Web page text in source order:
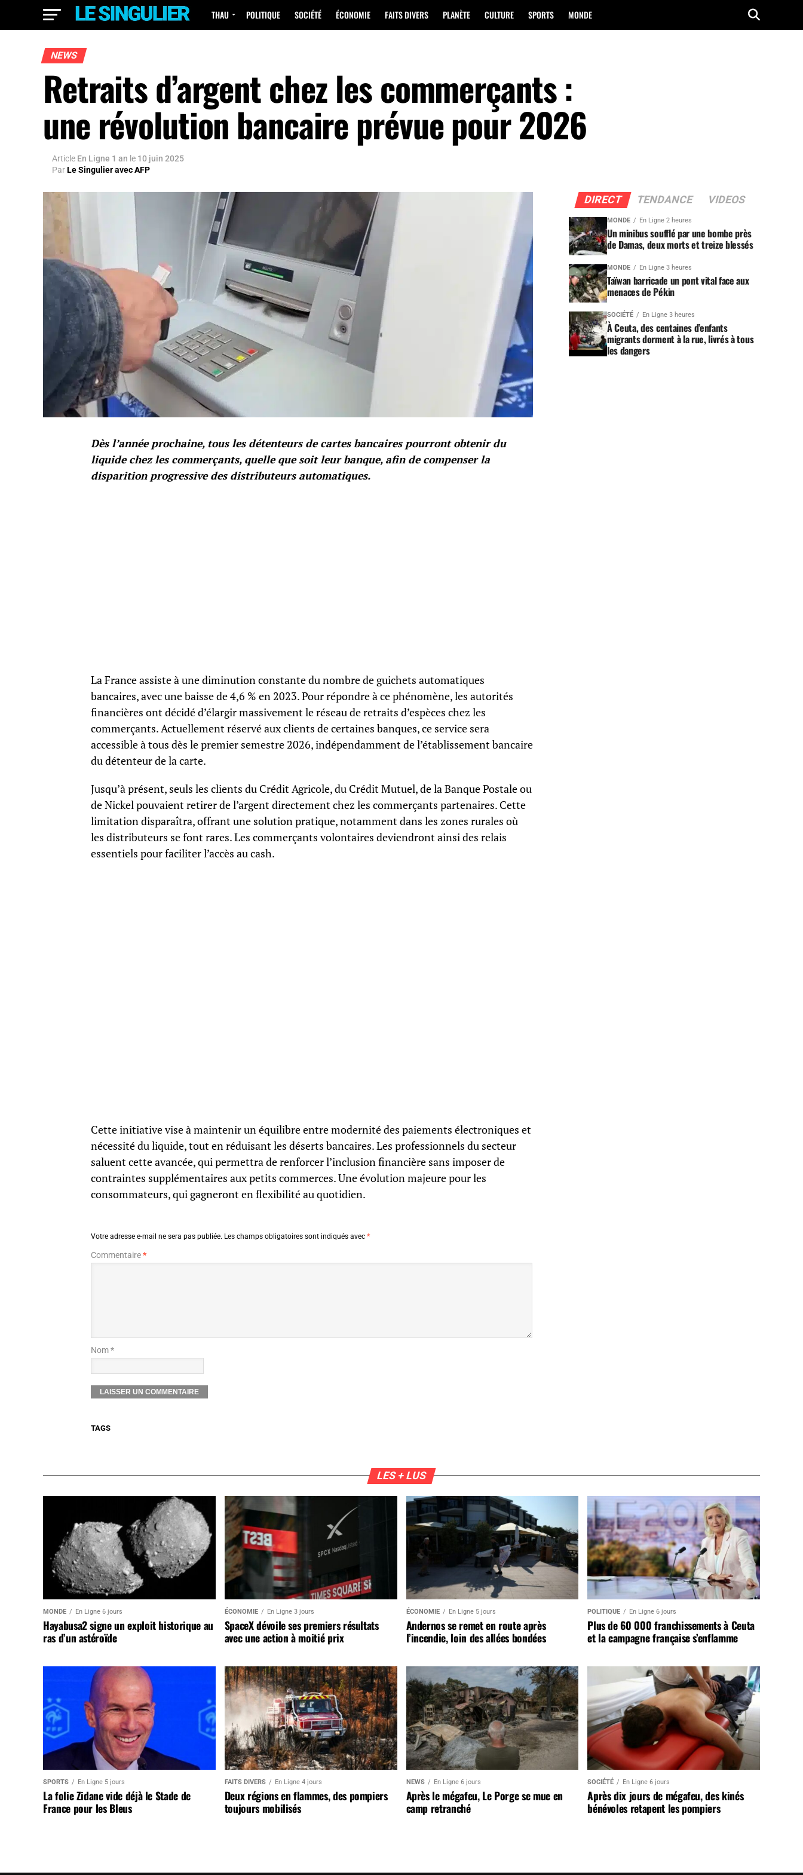
THAU POLITIQUE SOCIÉTÉ ÉCONOMIE FAITS DIVERS PLANÈTE CULTURE SPORTS MONDE
NEWS
Retraits d’argent chez les commerçants :
une révolution bancaire prévue pour 2026
Article En Ligne 1 an le 10 juin 2025
ParLe Singulier avec AFP
Dès l’année prochaine, tous les détenteurs de cartes bancaires pourront obtenir du
liquide chez les commerçants, quelle que soit leur banque, afin de compenser la
disparition progressive des distributeurs automatiques.
La France assiste à une diminution constante du nombre de guichets automatiques
bancaires, avec une baisse de 4,6 % en 2023. Pour répondre à ce phénomène, les autorités
financières ont décidé d’élargir massivement le réseau de retraits d’espèces chez les
commerçants. Actuellement réservé aux clients de certaines banques, ce service sera
accessible à tous dès le premier semestre 2026, indépendamment de l’établissement bancaire
du détenteur de la carte.
Jusqu’à présent, seuls les clients du Crédit Agricole, du Crédit Mutuel, de la Banque Postale ou
de Nickel pouvaient retirer de l’argent directement chez les commerçants partenaires. Cette
limitation disparaîtra, offrant une solution pratique, notamment dans les zones rurales où
les distributeurs se font rares. Les commerçants volontaires deviendront ainsi des relais
essentiels pour faciliter l’accès au cash.
Cette initiative vise à maintenir un équilibre entre modernité des paiements électroniques et
nécessité du liquide, tout en réduisant les déserts bancaires. Les professionnels du secteur
saluent cette avancée, qui permettra de renforcer l’inclusion financière sans imposer de
contraintes supplémentaires aux petits commerces. Une évolution majeure pour les
consommateurs, qui gagneront en flexibilité au quotidien.
Votre adresse e-mail ne sera pas publiée. Les champs obligatoires sont indiqués avec *
Commentaire*
Nom *
TAGS
DIRECT TENDANCE VIDEOS
MONDE En Ligne 2 heures
Un minibus soufflé par une bombe près
de Damas, deux morts et treize blessés
MONDE En Ligne 3 heures
Taïwan barricade un pont vital face aux
menaces de Pékin
SOCIÉTÉ En Ligne 3 heures
À Ceuta, des centaines d’enfants
migrants dorment à la rue, livrés à tous
les dangers
LES + LUS
MONDE En Ligne 6 jours
Hayabusa2 signe un exploit historique au
ras d’un astéroïde
ÉCONOMIE En Ligne 3 jours
SpaceX dévoile ses premiers résultats
avec une action à moitié prix
ÉCONOMIE En Ligne 5 jours
Andernos se remet en route après
l’incendie, loin des allées bondées
POLITIQUE En Ligne 6 jours
Plus de 60 000 franchissements à Ceuta
et la campagne française s’enflamme
SPORTS En Ligne 5 jours
La folie Zidane vide déjà le Stade de
France pour les Bleus
FAITS DIVERS En Ligne 4 jours
Deux régions en flammes, des pompiers
toujours mobilisés
NEWS En Ligne 6 jours
Après le mégafeu, Le Porge se mue en
camp retranché
SOCIÉTÉ En Ligne 6 jours
Après dix jours de mégafeu, des kinés
bénévoles retapent les pompiers